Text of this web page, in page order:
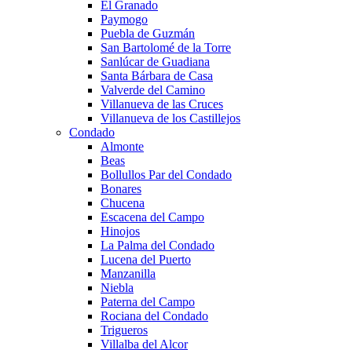
El Granado
Paymogo
Puebla de Guzmán
San Bartolomé de la Torre
Sanlúcar de Guadiana
Santa Bárbara de Casa
Valverde del Camino
Villanueva de las Cruces
Villanueva de los Castillejos
Condado
Almonte
Beas
Bollullos Par del Condado
Bonares
Chucena
Escacena del Campo
Hinojos
La Palma del Condado
Lucena del Puerto
Manzanilla
Niebla
Paterna del Campo
Rociana del Condado
Trigueros
Villalba del Alcor